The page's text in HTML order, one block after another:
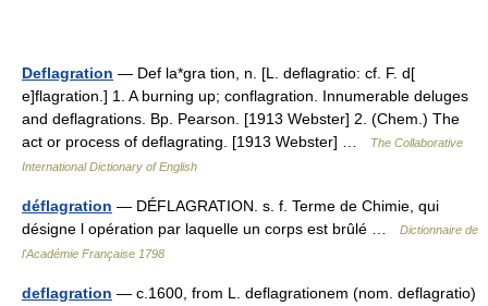
Deflagration — Def la*gra tion, n. [L. deflagratio: cf. F. d[
e]flagration.] 1. A burning up; conflagration. Innumerable deluges
and deflagrations. Bp. Pearson. [1913 Webster] 2. (Chem.) The
act or process of deflagrating. [1913 Webster] …
The Collaborative
International Dictionary of English
déflagration — DÉFLAGRATION. s. f. Terme de Chimie, qui
désigne l opération par laquelle un corps est brûlé …
Dictionnaire de
l'Académie Française 1798
deflagration — c.1600, from L. deflagrationem (nom. deflagratio)